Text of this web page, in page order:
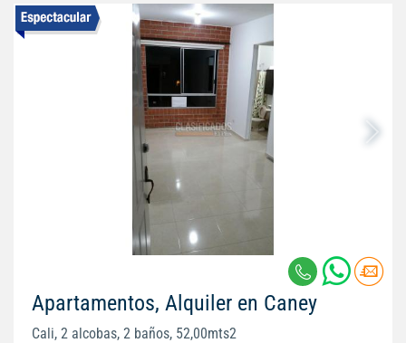
Apartamentos, Alquiler en Caney
Cali, 2 alcobas, 2 baños, 52,00mts2